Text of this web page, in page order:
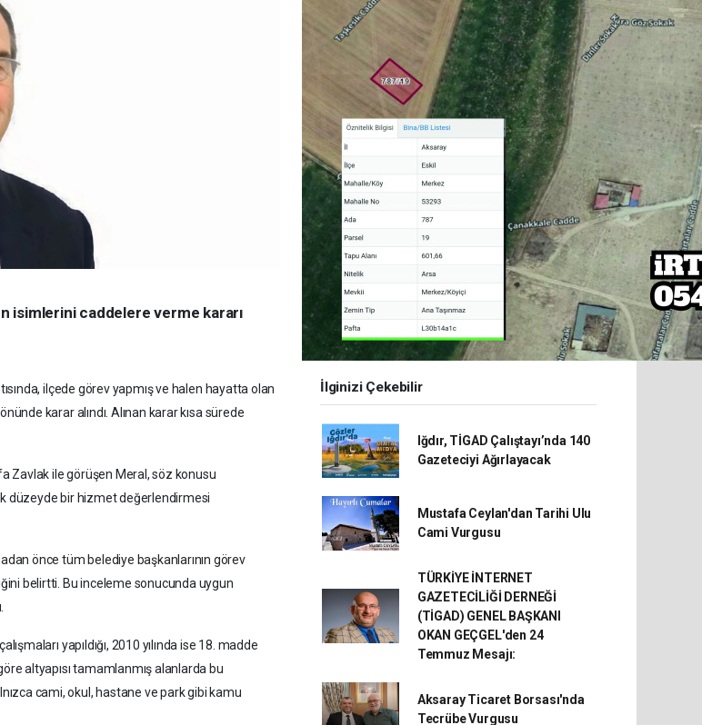
isimlerini caddelere verme kararı
ilçede görev yapmış ve halen hayatta olan
karar alındı. Alınan karar kısa sürede
Zavlak ile görüşen Meral, söz konusu
düzeyde bir hizmet değerlendirmesi
önce tüm belediye başkanlarının görev
belirtti. Bu inceleme sonucunda uygun
yapıldığı, 2010 yılında ise 18. madde
altyapısı tamamlanmış alanlarda bu
cami, okul, hastane ve park gibi kamu
İlginizi Çekebilir
Iğdır, TİGAD Çalıştayı’nda 140
Gazeteciyi Ağırlayacak
Mustafa Ceylan'dan Tarihi Ulu
Cami Vurgusu
TÜRKİYE İNTERNET
GAZETECİLİĞİ DERNEĞİ
(TİGAD) GENEL BAŞKANI
OKAN GEÇGEL'den 24
Temmuz Mesajı:
Aksaray Ticaret Borsası'nda
Tecrübe Vurgusu